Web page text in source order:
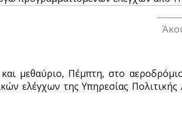
και μεθαύριο, Πέμπτη, στο
ελέγχων της Υπηρεσίας